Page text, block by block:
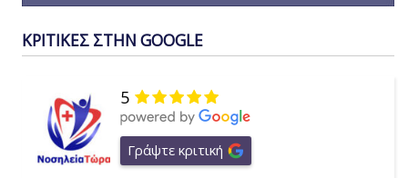
ΚΡΙΤΙΚΕΣ ΣΤΗΝ GOOGLE
5
Γράψτε κριτική